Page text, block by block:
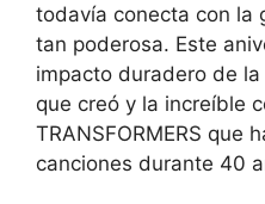
todavía conecta con la
tan poderosa. Este
impacto duradero de
que creó y la increíble
TRANSFORMERS que
canciones durante 40